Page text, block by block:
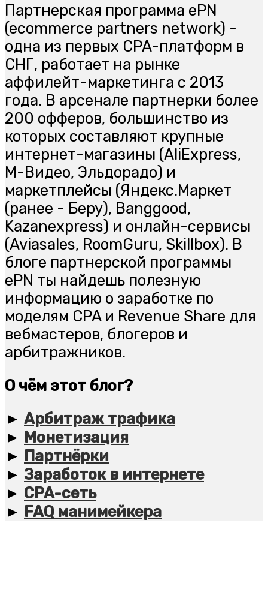
Партнерская программа ePN
(ecommerce partners network) -
одна из первых CPA-платформ в
СНГ, работает на рынке
аффилейт-маркетинга с 2013
года. В арсенале партнерки более
200 офферов, большинство из
которых составляют крупные
интернет-магазины (AliExpress,
М-Видео, Эльдорадо) и
маркетплейсы (Яндекс.Маркет
(ранее - Беру), Banggood,
Kazanexpress) и онлайн-сервисы
(Aviasales, RoomGuru, Skillbox). В
блоге партнерской программы
ePN ты найдешь полезную
информацию о заработке по
моделям CPA и Revenue Share для
вебмастеров, блогеров и
арбитражников.
О чём этот блог?
► Арбитраж трафика
► Монетизация
► Партнёрки
► Заработок в интернете
► CPA-сеть
► FAQ манимейкера